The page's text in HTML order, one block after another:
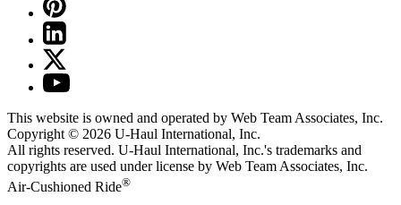
This website is owned and operated by Web Team Associates, Inc.
Copyright © 2026 U-Haul International, Inc.
All rights reserved. U-Haul International, Inc.'s trademarks and
copyrights are used under license by Web Team Associates, Inc.
Air-Cushioned Ride®